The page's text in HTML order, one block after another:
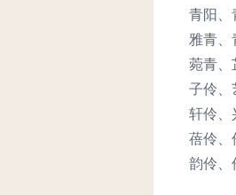
青阳、
雅青、
菀青、
子伶、
轩伶、
蓓伶、
韵伶、